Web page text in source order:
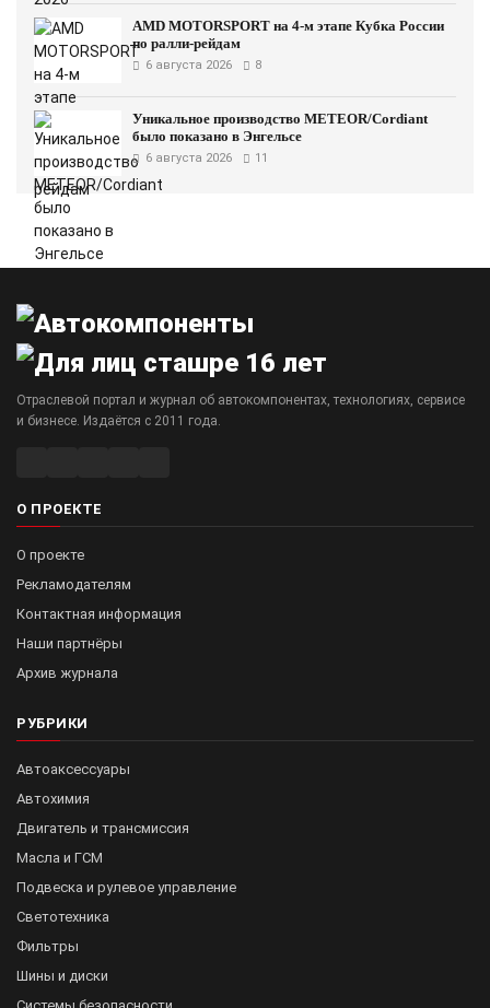
AMD MOTORSPORT на 4-м этапе Кубка России
по ралли-рейдам
6 августа 2026 8
Уникальное производство METEOR/Cordiant
было показано в Энгельсе
6 августа 2026 11
Отраслевой портал и журнал об автокомпонентах, технологиях, сервисе
и бизнесе. Издаётся с 2011 года.
О ПРОЕКТЕ
О проекте
Рекламодателям
Контактная информация
Наши партнёры
Архив журнала
РУБРИКИ
Автоаксессуары
Автохимия
Двигатель и трансмиссия
Масла и ГСМ
Подвеска и рулевое управление
Светотехника
Фильтры
Шины и диски